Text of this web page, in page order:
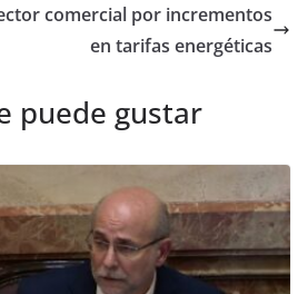
comercial por incrementos
en tarifas energéticas
puede gustar